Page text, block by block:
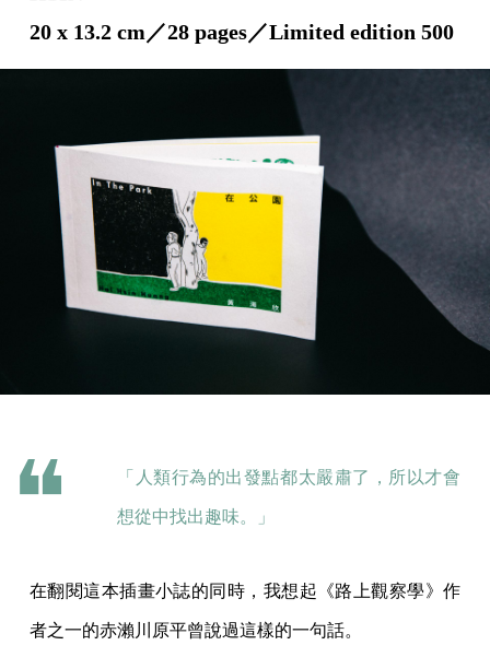
20 x 13.2 cm／28 pages／Limited edition 500
「人類行為的出發點都太嚴肅了，所以才會
想從中找出趣味。」
在翻閱這本插畫小誌的同時，我想起《路上觀察學》作
者之一的赤瀨川原平曾說過這樣的一句話。